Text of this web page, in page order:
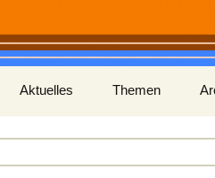
Inhalt
springen
Aktuelles Themen